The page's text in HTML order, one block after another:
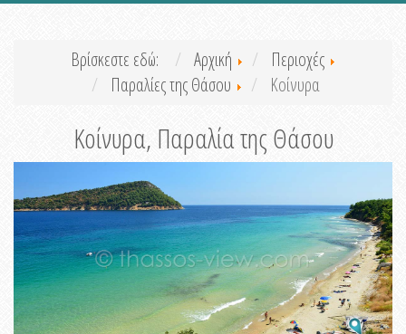
Βρίσκεστε εδώ: Αρχική
Περιοχές
Παραλίες της Θάσου
Κοίνυρα
Κοίνυρα, Παραλία της Θάσου